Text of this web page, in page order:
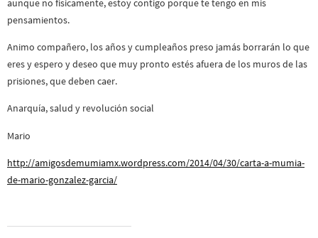
aunque no físicamente, estoy contigo porque te tengo en mis
pensamientos.
Animo compañero, los años y cumpleaños preso jamás borrarán lo que
eres y espero y deseo que muy pronto estés afuera de los muros de las
prisiones, que deben caer.
Anarquía, salud y revolución social
Mario
http://amigosdemumiamx.wordpress.com/2014/04/30/carta-a-mumia-
de-mario-gonzalez-garcia/